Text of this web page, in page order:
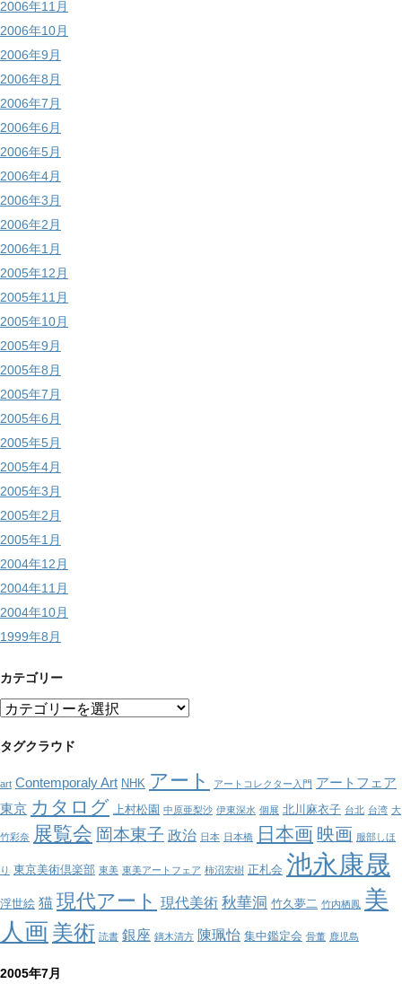
2006年11月
2006年10月
2006年9月
2006年8月
2006年7月
2006年6月
2006年5月
2006年4月
2006年3月
2006年2月
2006年1月
2005年12月
2005年11月
2005年10月
2005年9月
2005年8月
2005年7月
2005年6月
2005年5月
2005年4月
2005年3月
2005年2月
2005年1月
2004年12月
2004年11月
2004年10月
1999年8月
カテゴリー
カ
ゴ
ー
タグクラウド
art Contemporaly Art NHK アート アートコレクター入門 アートフェア
東京 カタログ 上村松園 中原亜梨沙 伊東深水 個展 北川麻衣子 台北 台湾 大
竹彩奈 展覧会 岡本東子 政治 日本 日本橋 日本画 映画 服部しほ
り 東京美術倶楽部 東美 東美アートフェア 柿沼宏樹 正札会 池永康晟
浮世絵 猫 現代アート 現代美術 秋華洞 竹久夢二 竹内栖鳳 美
人画 美術 読書 銀座 鏑木清方 陳珮怡 集中鑑定会 骨董 鹿児島
2005年7月